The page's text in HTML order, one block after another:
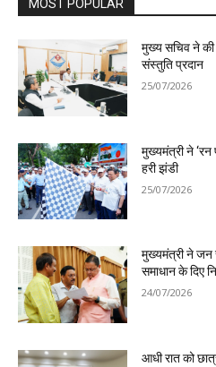
MOST POPULAR
मुख्य सचिव ने की
संस्तुति प्रदान
25/07/2026
मुख्यमंत्री ने ‘रन
हरी झंडी
25/07/2026
मुख्यमंत्री ने जन
समाधान के दिए
24/07/2026
आधी रात को